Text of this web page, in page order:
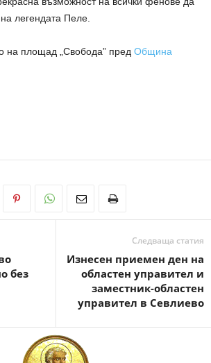
легендата Пеле.
на площад „Свобода” пред Община
без
Следваща статия
Изнесен приемен ден на
областен управител и
заместник-областен
управител в Севлиево